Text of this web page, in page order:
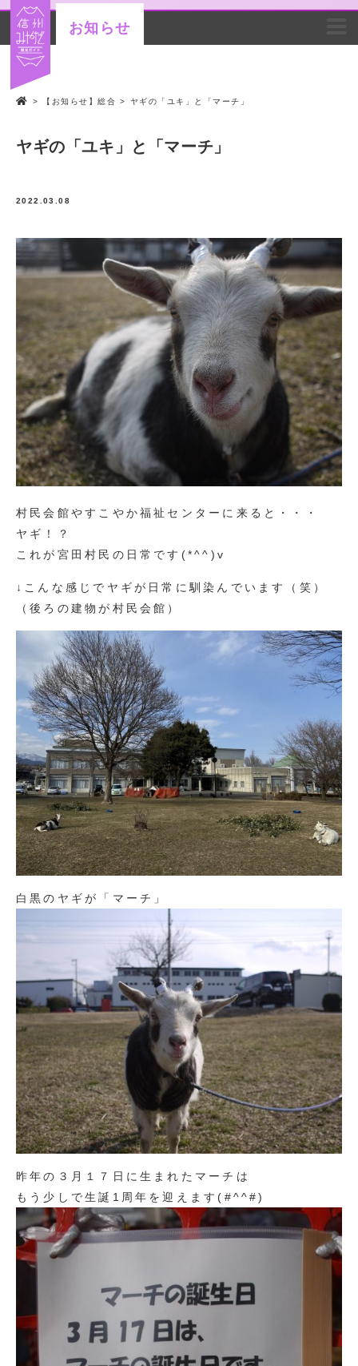
お知らせ
> 【お知らせ】総合 > ヤギの「ユキ」と「マーチ」
ヤギの「ユキ」と「マーチ」
2022.03.08
村民会館やすこやか福祉センターに来ると・・・
ヤギ！？
これが宮田村民の日常です(*^^)v
↓こんな感じでヤギが日常に馴染んでいます（笑）
（後ろの建物が村民会館）
白黒のヤギが「マーチ」
昨年の３月１７日に生まれたマーチは
もう少しで生誕1周年を迎えます(#^^#)